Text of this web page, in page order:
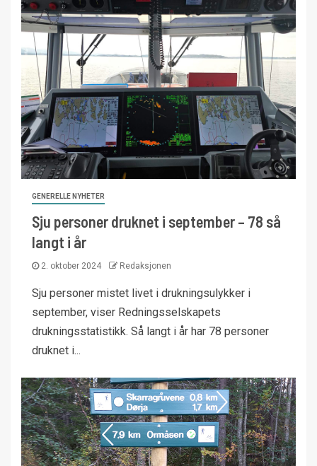
GENERELLE NYHETER
Sju personer druknet i september – 78 så
langt i år
2. oktober 2024 Redaksjonen
Sju personer mistet livet i drukningsulykker i
september, viser Redningsselskapets
drukningsstatistikk. Så langt i år har 78 personer
druknet i...